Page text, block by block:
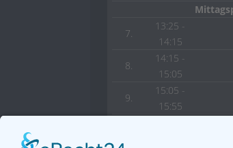
7.
13:25 -
14:15
8.
14:15 -
15:05
9.
15:05 -
15:55